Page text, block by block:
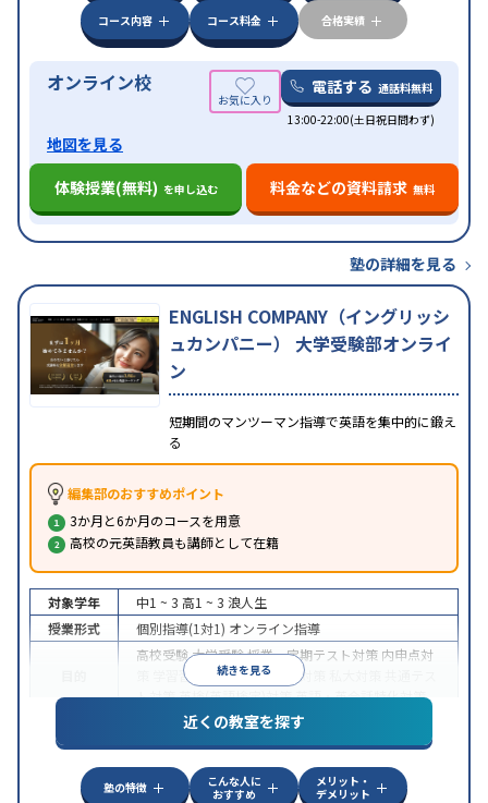
コース内容
コース料金 合格実績
オンライン校 電話する 通話料無料
13:00-22:00(土日祝日問わず)
地図を見る
体験授業(無料) を申し込む 料金などの資料請求 無料
塾の詳細を見る
ENGLISH COMPANY（イングリッシ
ュカンパニー） 大学受験部オンライ
ン
短期間のマンツーマン指導で英語を集中的に鍛え
る
編集部のおすすめポイント
3か月と6か月のコースを用意
高校の元英語教員も講師として在籍
続きを見る
対象学年 中1 ~ 3 高1 ~ 3 浪人生
授業形式
個別指導(1対1) オンライン指導
高校受験大学受験授業・定期テスト対策 内申点対
学習習慣の定着国公立大対策
ト対策英検(英語検定)対策英語・英会話特化対策
特徴
中高一貫校生に対応授業の振替可能
学習にPC・タブレットを利用オンライン対応1
科目から受講可能
近くの教室を探す
塾の特徴
こんな人に
おすすめ
メリット・
デメリット